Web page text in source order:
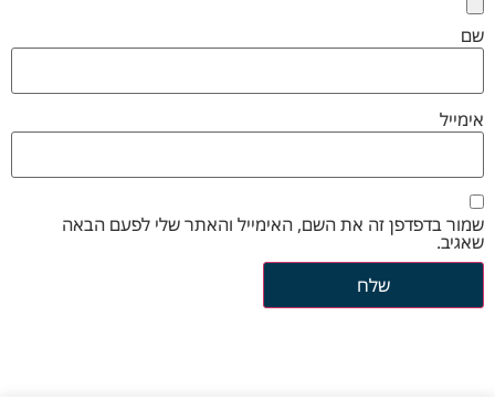
שם
אימייל
שמור בדפדפן זה את השם, האימייל והאתר שלי לפעם הבאה
שאגיב.